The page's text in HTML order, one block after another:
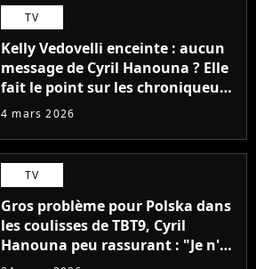
TV
Kelly Vedovelli enceinte : aucun
message de Cyril Hanouna ? Elle
fait le point sur les chroniqueurs
de TBT9 qui lui ont écrit
4 mars 2026
TV
Gros problème pour Polska dans
les coulisses de TBT9, Cyril
Hanouna peu rassurant : "Je n'ai
jamais vu un état pareil"